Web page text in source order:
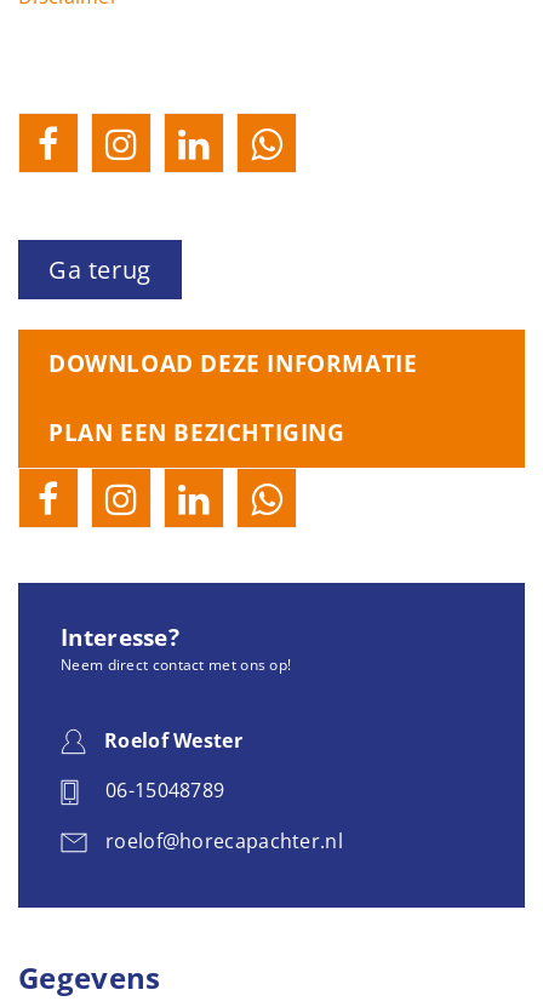
Ga terug
DOWNLOAD DEZE INFORMATIE
PLAN EEN BEZICHTIGING
Interesse?
Neem direct contact met ons op!
Roelof Wester
06-15048789
roelof@horecapachter.nl
Gegevens